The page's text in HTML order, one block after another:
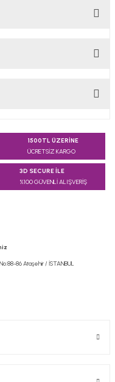
öneri formunu
1500TL ÜZERİNE
ÜCRETSİZ KARGO
3D SECURE İLE
%100 GÜVENLİ ALIŞVERİŞ
86 Ataşehir / İSTANBUL